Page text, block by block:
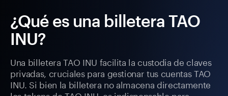
¿Qué es una billetera TAO
INU?
Una billetera TAO INU facilita la custodia de claves
privadas, cruciales para gestionar tus cuentas TAO
INU. Si bien la billetera no almacena directamente